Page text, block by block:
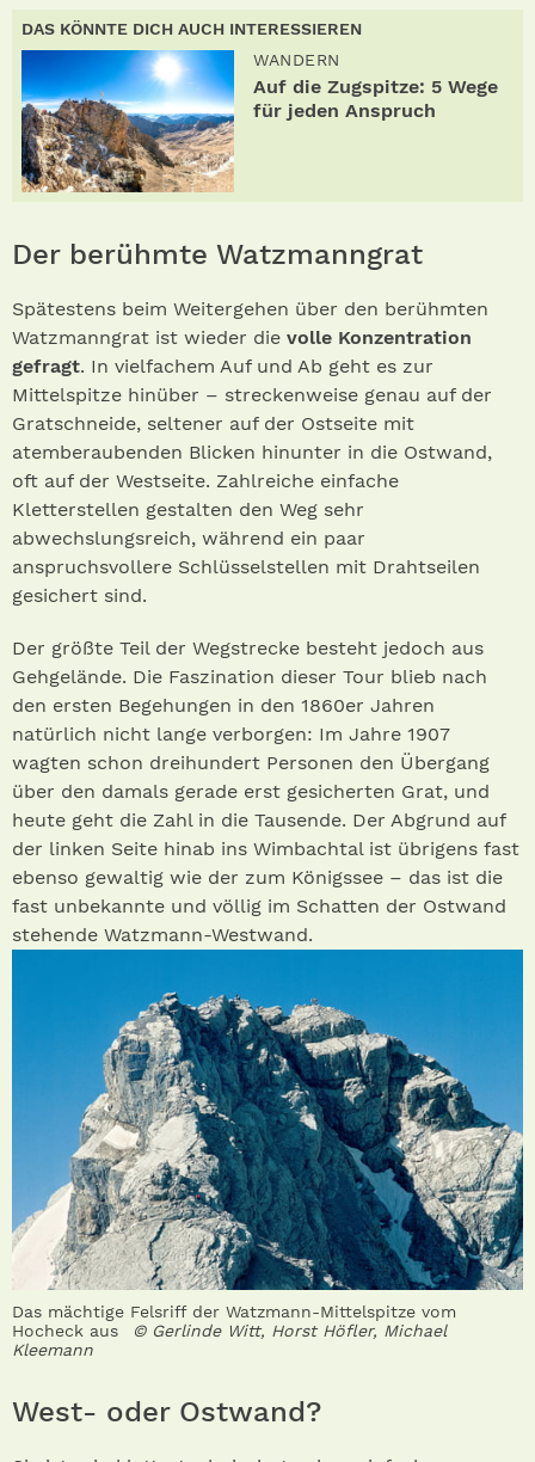
DAS KÖNNTE DICH AUCH INTERESSIEREN
WANDERN
Auf die Zugspitze: 5 Wege
für jeden Anspruch
Der berühmte Watzmanngrat
Spätestens beim Weitergehen über den berühmten
Watzmanngrat ist wieder die volle Konzentration
gefragt. In vielfachem Auf und Ab geht es zur
Mittelspitze hinüber – streckenweise genau auf der
Gratschneide, seltener auf der Ostseite mit
atemberaubenden Blicken hinunter in die Ostwand,
oft auf der Westseite. Zahlreiche einfache
Kletterstellen gestalten den Weg sehr
abwechslungsreich, während ein paar
anspruchsvollere Schlüsselstellen mit Drahtseilen
gesichert sind.
Der größte Teil der Wegstrecke besteht jedoch aus
Gehgelände. Die Faszination dieser Tour blieb nach
den ersten Begehungen in den 1860er Jahren
natürlich nicht lange verborgen: Im Jahre 1907
wagten schon dreihundert Personen den Übergang
über den damals gerade erst gesicherten Grat, und
heute geht die Zahl in die Tausende. Der Abgrund auf
der linken Seite hinab ins Wimbachtal ist übrigens fast
ebenso gewaltig wie der zum Königssee – das ist die
fast unbekannte und völlig im Schatten der Ostwand
stehende Watzmann-Westwand.
Das mächtige Felsriff der Watzmann-Mittelspitze vom
Hocheck aus
© Gerlinde Witt, Horst Höfler, Michael
Kleemann
West- oder Ostwand?